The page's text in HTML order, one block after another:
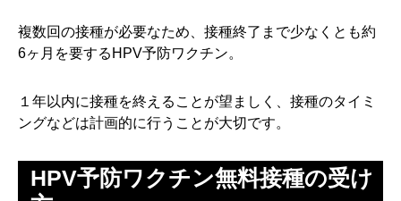
複数回の接種が必要なため、接種終了まで少なくとも約
6ヶ月を要するHPV予防ワクチン。
１年以内に接種を終えることが望ましく、接種のタイミ
ングなどは計画的に行うことが大切です。
HPV予防ワクチン無料接種の受け